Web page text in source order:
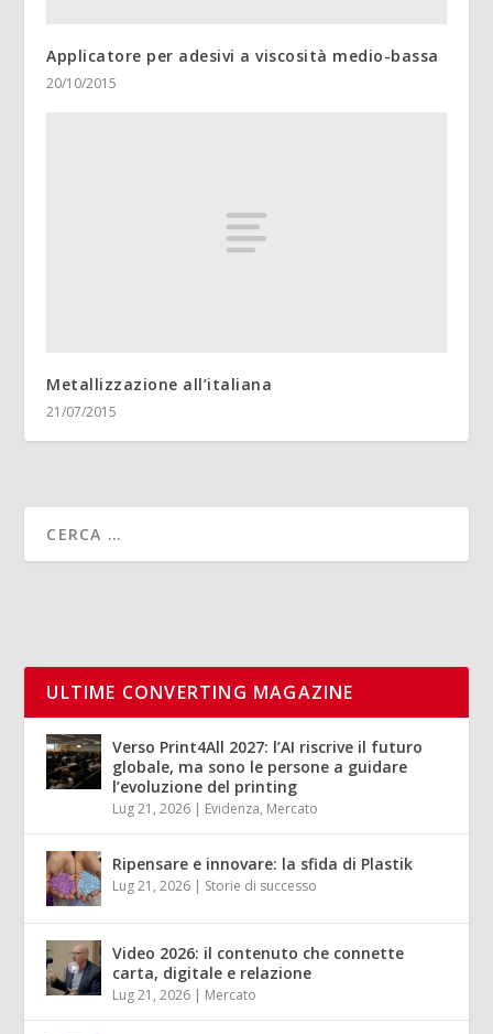
Applicatore per adesivi a viscosità medio-bassa
20/10/2015
Metallizzazione all’italiana
21/07/2015
ULTIME CONVERTING MAGAZINE
Verso Print4All 2027: l’AI riscrive il futuro
globale, ma sono le persone a guidare
l’evoluzione del printing
Lug 21, 2026 | Evidenza, Mercato
Ripensare e innovare: la sfida di Plastik
Lug 21, 2026 | Storie di successo
Video 2026: il contenuto che connette
carta, digitale e relazione
Lug 21, 2026 | Mercato